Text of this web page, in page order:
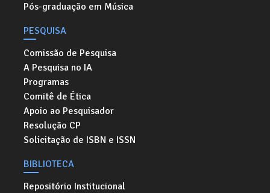
Pós-graduação em Música
PESQUISA
Comissão de Pesquisa
A Pesquisa no IA
Programas
Comitê de Ética
Apoio ao Pesquisador
Resolução CP
Solicitação de ISBN e ISSN
BIBLIOTECA
Repositório Institucional